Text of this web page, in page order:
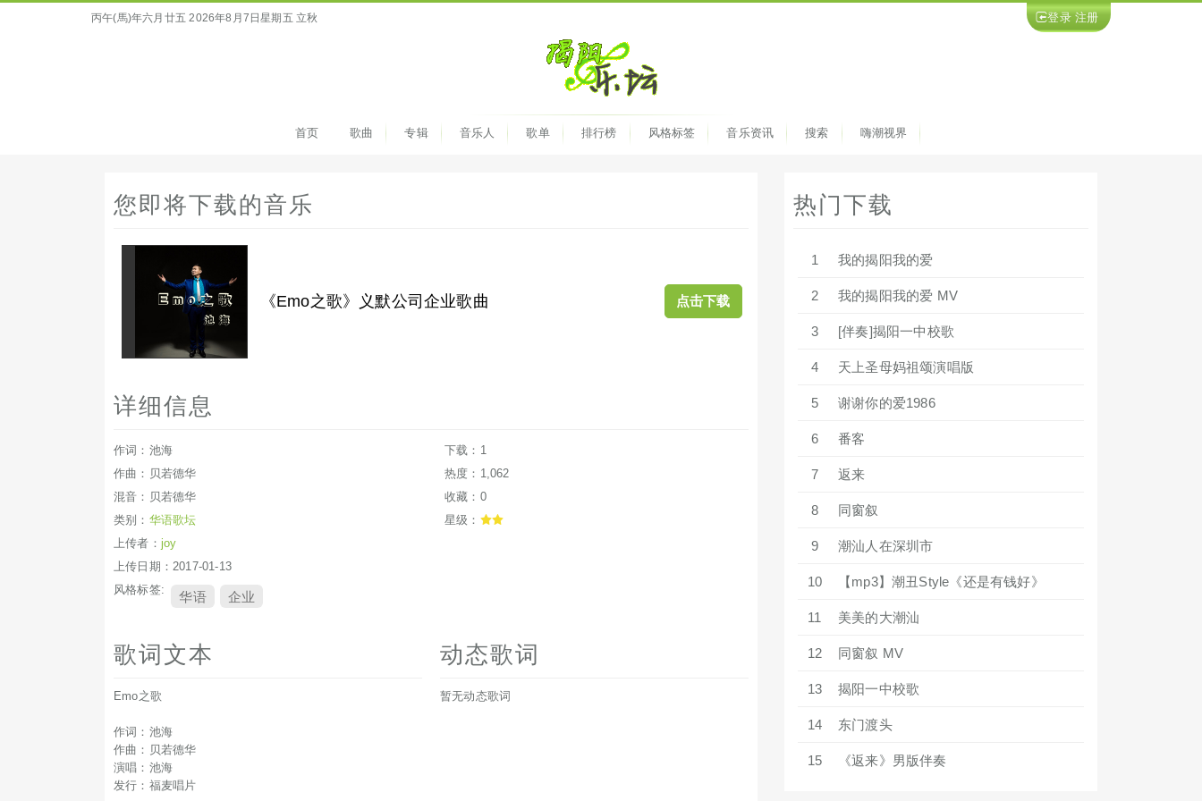
丙午(馬)年六月廿五 2026年8月7日星期五 立秋 登录 注册
首页 歌曲 专辑 音乐人 歌单 排行榜 风格标签 音乐资讯 搜索 嗨潮视界
您即将下载的音乐
《Emo之歌》义默公司企业歌曲 点击下载
详细信息
作词：池海
作曲：贝若德华
混音：贝若德华
类别： 华语歌坛
上传者： joy
上传日期：2017-01-13
风格标签:
华语 企业
下载：1
热度：1,062
收藏：0
星级：
歌词文本
Emo之歌
作词：池海
作曲：贝若德华
演唱：池海
发行：福麦唱片
动态歌词
暂无动态歌词
热门下载
1 我的揭阳我的爱
2 我的揭阳我的爱 MV
3 [伴奏]揭阳一中校歌
4 天上圣母妈祖颂演唱版
5 谢谢你的爱1986
6 番客
7 返来
8 同窗叙
9 潮汕人在深圳市
10 【mp3】潮丑Style《还是有钱好》
11 美美的大潮汕
12 同窗叙 MV
13 揭阳一中校歌
14 东门渡头
15 《返来》男版伴奏